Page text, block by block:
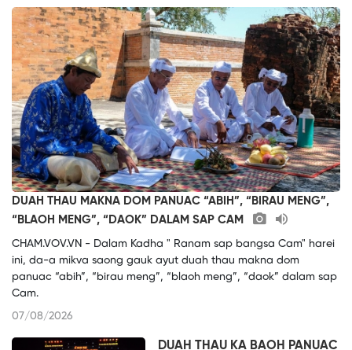
DUAH THAU MAKNA DOM PANUAC “ABIH”, “BIRAU MENG”,
“BLAOH MENG”, “DAOK” DALAM SAP CAM
CHAM.VOV.VN - Dalam Kadha " Ranam sap bangsa Cam" harei
ini, da-a mikva saong gauk ayut duah thau makna dom
panuac “abih”, “birau meng”, “blaoh meng”, “daok” dalam sap
Cam.
07/08/2026
DUAH THAU KA BAOH PANUAC